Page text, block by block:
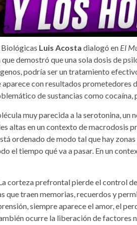
Biológicas Luis Acosta dialogó en El
demostró que una sola dosis de
podría ser un tratamiento
aparece con resultados prometedores
de sustancias como cocaína,
muy parecida a la serotonina,
altas en un contexto de macrodosis
ordenado de modo tal que hay
el tiempo qué va a pasar. En un
corteza prefrontal pierde el control
que traen memorias, recuerdos y
siempre aparece el amor, el
ocurre la liberación de